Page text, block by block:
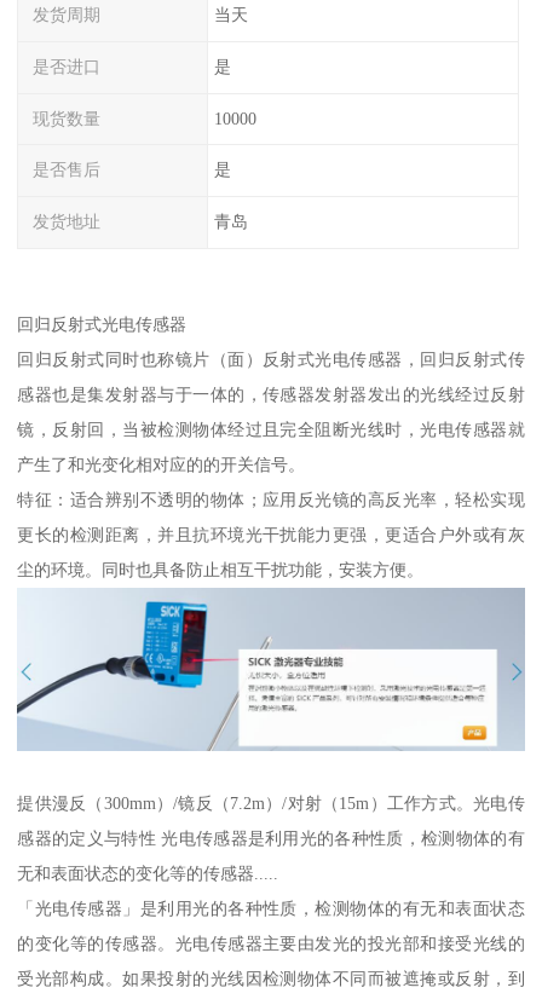
发货周期 当天
是否进口 是
现货数量 10000
是否售后 是
发货地址 青岛
回归反射式光电传感器
回归反射式同时也称镜片（面）反射式光电传感器，回归反射式传
感器也是集发射器与于一体的，传感器发射器发出的光线经过反射
镜，反射回，当被检测物体经过且完全阻断光线时，光电传感器就
产生了和光变化相对应的的开关信号。
特征：适合辨别不透明的物体；应用反光镜的高反光率，轻松实现
更长的检测距离，并且抗环境光干扰能力更强，更适合户外或有灰
尘的环境。同时也具备防止相互干扰功能，安装方便。
提供漫反（300mm）/镜反（7.2m）/对射（15m）工作方式。光电传
感器的定义与特性 光电传感器是利用光的各种性质，检测物体的有
无和表面状态的变化等的传感器.....
「光电传感器」是利用光的各种性质，检测物体的有无和表面状态
的变化等的传感器。光电传感器主要由发光的投光部和接受光线的
受光部构成。如果投射的光线因检测物体不同而被遮掩或反射，到